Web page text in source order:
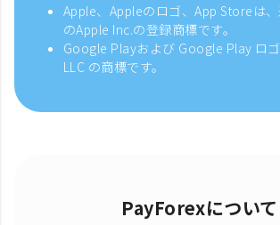
Apple、Appleのロゴ、App Storeは
のApple Inc.の登録商標です。
Google Playおよび Google Play ロ
LLC の商標です。
PayForexについて